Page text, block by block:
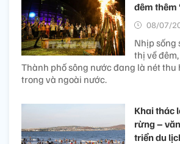
đêm thêm
08/07/
Nhịp sống
thị về
Thành phố sông nước đang là nét thu
trong và ngoài nước.
Khai thác
rừng –
triển du